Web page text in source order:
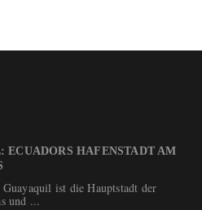
ECUADORS HAFENSTADT AM
ist die Hauptstadt der
und ...